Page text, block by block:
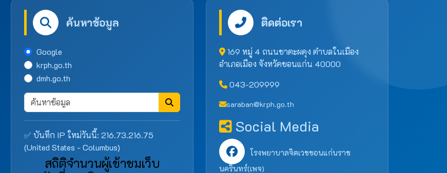
ค้นหาข้อมูล
Google
krph.go.th
dmh.go.th
✅ บันทึก IP ใหม่วันนี้: 216.73.216.75
(United States - Columbus)
สถิติจำนวนผู้เข้าชมเว็บ
ติดต่อเรา
169 หมู่ 4 ถนนชาตะผดุง ตำบลในเมือง
อำเภอเมือง จังหวัดขอนแก่น 40000
043-209999
saraban@krph.go.th
Social Media
โรงพยาบาลจิตเวชขอนแก่นราช
นครินทร์(เพจ)